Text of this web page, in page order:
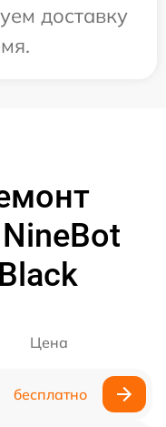
доставку
Цена
бесплатно